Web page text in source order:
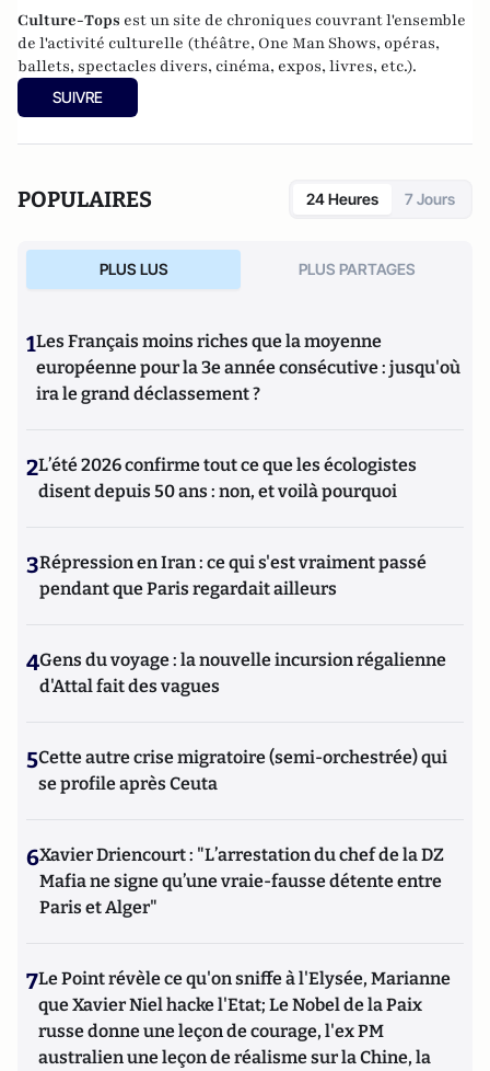
Culture-Tops est un site de chroniques couvrant l'ensemble
de l'activité culturelle (théâtre, One Man Shows, opéras,
ballets, spectacles divers, cinéma, expos, livres, etc.).
SUIVRE
POPULAIRES 24 Heures 7 Jours
PLUS LUS PLUS PARTAGES
1Les Français moins riches que la moyenne
européenne pour la 3e année consécutive : jusqu'où
ira le grand déclassement ?
2L’été 2026 confirme tout ce que les écologistes
disent depuis 50 ans : non, et voilà pourquoi
3Répression en Iran : ce qui s'est vraiment passé
pendant que Paris regardait ailleurs
4Gens du voyage : la nouvelle incursion régalienne
d'Attal fait des vagues
5Cette autre crise migratoire (semi-orchestrée) qui
se profile après Ceuta
6Xavier Driencourt : "L’arrestation du chef de la DZ
Mafia ne signe qu’une vraie-fausse détente entre
Paris et Alger"
7Le Point révèle ce qu'on sniffe à l'Elysée, Marianne
que Xavier Niel hacke l'Etat; Le Nobel de la Paix
russe donne une leçon de courage, l'ex PM
australien une leçon de réalisme sur la Chine, la